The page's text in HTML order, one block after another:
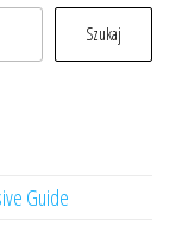
Szukaj
Guide